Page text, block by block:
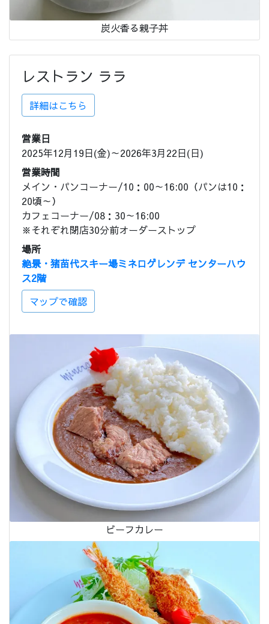
炭火香る親子丼
レストラン ララ
詳細はこちら
営業日
2025年12月19日(金)～2026年3月22日(日)
営業時間
メイン・パンコーナー/10：00～16:00（パンは10：
20頃～）
カフェコーナー/08：30～16:00
※それぞれ閉店30分前オーダーストップ
場所
絶景・猪苗代スキー場ミネロゲレンデ センターハウ
ス2階
マップで確認
ビーフカレー